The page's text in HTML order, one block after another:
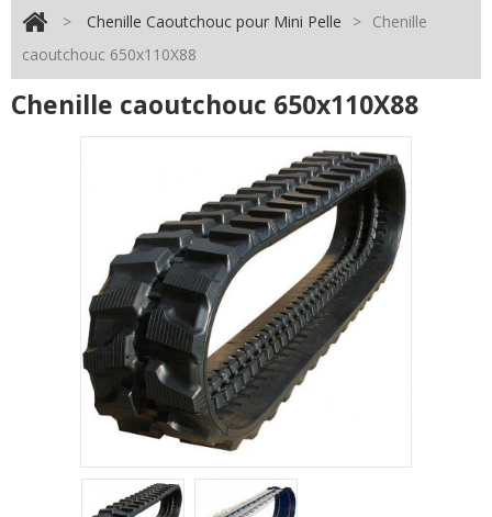
> Chenille Caoutchouc pour Mini Pelle >
Chenille
caoutchouc 650x110X88
Chenille caoutchouc 650x110X88